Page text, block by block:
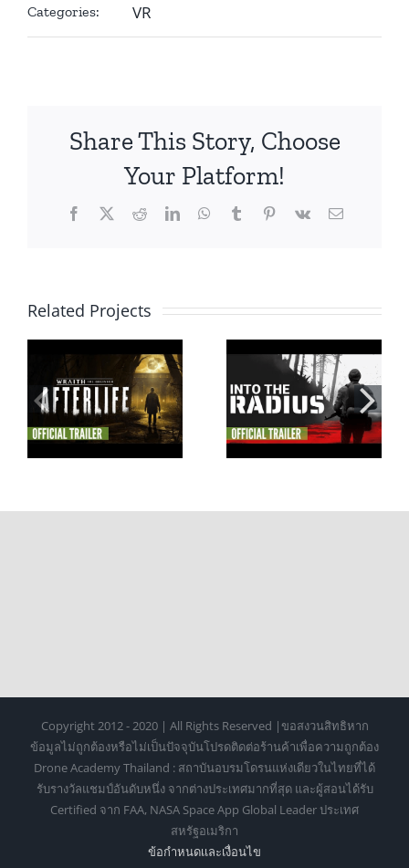
Categories: VR
Share This Story, Choose
Your Platform!
Facebook
X RedditLinkedInWhatsApp
TumblrPinterest
Vk Email
Related Projects
เกมเอาชีวิตรอด
VR FPS ปล่อยตัว
เต็ม 20 มิถุนายน
Star Wars:
Squadrons VR
รองรับได้รับการ
Copyright 2012 - 2020 | All Rights Reserved |ขอสงวนสิทธิหาก
ข้อมูลไม่ถูกต้องหรือไม่เป็นปัจจุบันโปรดติดต่อร้านค้าเพื่อความถูกต้อง
Drone Academy Thailand : สถาบันอบรมโดรนแห่งเดียวในไทยที่ได้
รับรางวัลแชมป์อันดับหนึ่ง จากต่างประเทศมากที่สุด และผู้สอนได้รับ
Certified จาก FAA, NASA Space App Global Leader ประเทศ
สหรัฐอเมริกา
ข้อกำหนดเเละเงื่อนไข